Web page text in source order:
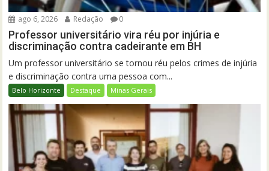
ago 6, 2026 Redação 0
Professor universitário vira réu por injúria e
discriminação contra cadeirante em BH
Um professor universitário se tornou réu pelos crimes de injúria
e discriminação contra uma pessoa com...
Belo Horizonte Destaque Minas Gerais